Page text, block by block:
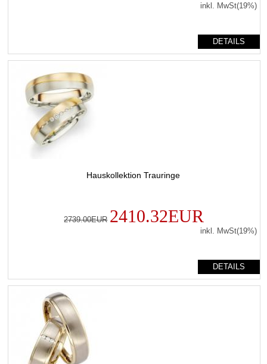
inkl. MwSt(19%)
DETAILS
Hauskollektion Trauringe
2739.00EUR 2410.32EUR
inkl. MwSt(19%)
DETAILS